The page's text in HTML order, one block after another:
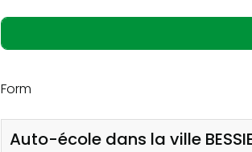
Form
Auto-école dans la ville